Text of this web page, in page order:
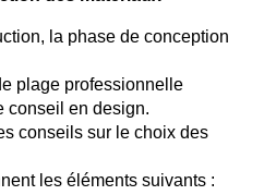
la phase de conception
plage professionnelle
conseil en design.
conseils sur le choix des
les éléments suivants :